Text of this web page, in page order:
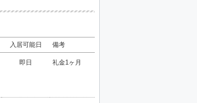
入居可能日 備考
即日 礼金1ヶ月